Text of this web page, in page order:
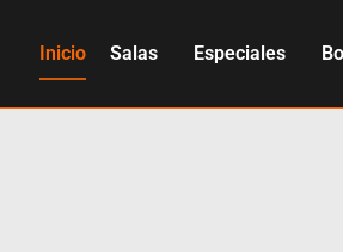
Inicio Salas Especiales